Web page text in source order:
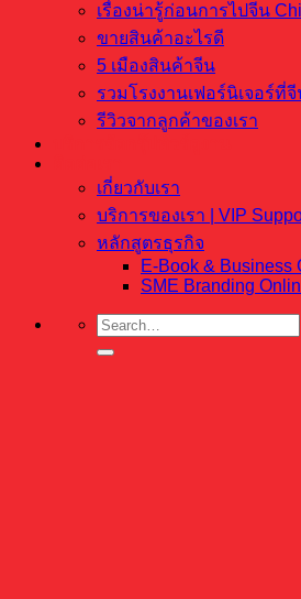
เรื่องน่ารู้ก่อนการไปจีน
ขายสินค้าอะไรดี
5 เมืองสินค้าจีน
รวมโรงงานเฟอร์นิเจอร์ที่
รีวิวจากลูกค้าของเรา
เกี่ยวกับเรา
บริการของเรา | VIP
หลักสูตรธุรกิจ
E-Book & Business
SME Branding